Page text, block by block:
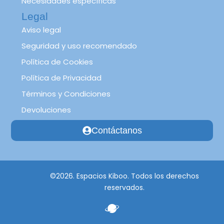
Legal
Aviso legal
Seguridad y uso recomendado
Política de Cookies
Política de Privacidad
Términos y Condiciones
Devoluciones
Contáctanos
©2026. Espacios Kiboo. Todos los derechos
reservados.